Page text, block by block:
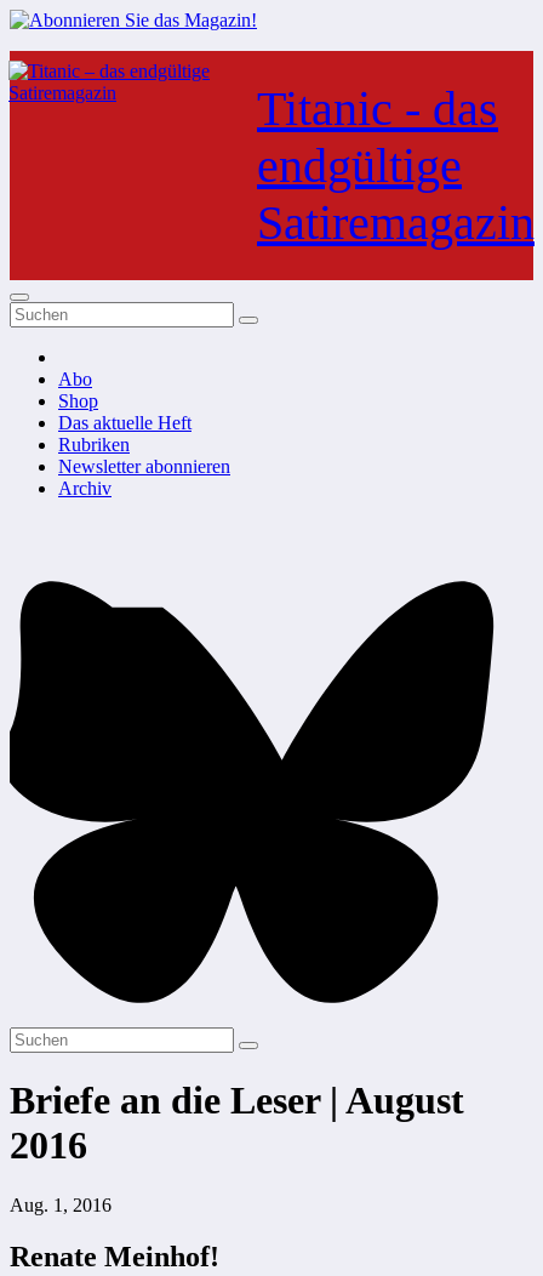
Zum
Inhalt
springen
Titanic - das
endgültige
Satiremagazin
Abo
Shop
Das aktuelle Heft
Rubriken
Newsletter abonnieren
Archiv
Briefe an die Leser | August
2016
Aug. 1, 2016
Renate Meinhof!